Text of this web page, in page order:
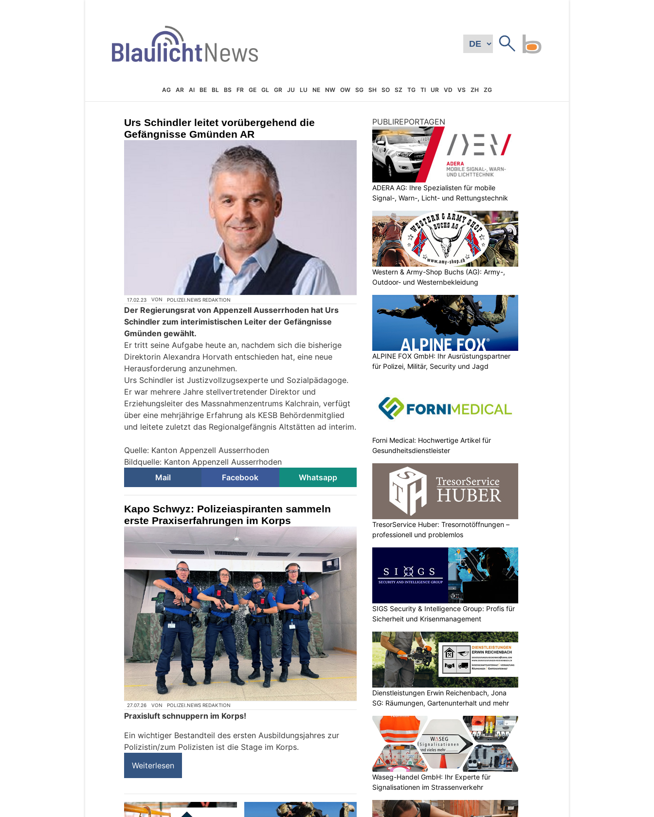
AG AR AI BE BL BS FR GE GL GR JU LU NE NW OW SG SH SO SZ TG TI UR VD VS ZH ZG
Urs Schindler leitet vorübergehend die
Gefängnisse Gmünden AR
17.02.23 VON POLIZEI.NEWS REDAKTION
Der Regierungsrat von Appenzell Ausserrhoden hat Urs
Schindler zum interimistischen Leiter der Gefängnisse
Gmünden gewählt.
Er tritt seine Aufgabe heute an, nachdem sich die bisherige
Direktorin Alexandra Horvath entschieden hat, eine neue
Herausforderung anzunehmen.
Urs Schindler ist Justizvollzugsexperte und Sozialpädagoge.
Er war mehrere Jahre stellvertretender Direktor und
Erziehungsleiter des Massnahmenzentrums Kalchrain, verfügt
über eine mehrjährige Erfahrung als KESB Behördenmitglied
und leitete zuletzt das Regionalgefängnis Altstätten ad interim.
Quelle: Kanton Appenzell Ausserrhoden
Bildquelle: Kanton Appenzell Ausserrhoden
Mail
Facebook Whatsapp
Kapo Schwyz: Polizeiaspiranten sammeln
erste Praxiserfahrungen im Korps
27.07.26 VON POLIZEI.NEWS REDAKTION
Praxisluft schnuppern im Korps!
Ein wichtiger Bestandteil des ersten Ausbildungsjahres zur
Polizistin/zum Polizisten ist die Stage im Korps.
Weiterlesen
PUBLIREPORTAGEN
ADERA AG: Ihre Spezialisten für mobile
Signal-, Warn-, Licht- und Rettungstechnik
Western & Army-Shop Buchs (AG): Army-,
Outdoor- und Westernbekleidung
ALPINE FOX GmbH: Ihr Ausrüstungspartner
für Polizei, Militär, Security und Jagd
Forni Medical: Hochwertige Artikel für
Gesundheitsdienstleister
TresorService Huber: Tresornotöffnungen –
professionell und problemlos
SIGS Security & Intelligence Group: Profis für
Sicherheit und Krisenmanagement
Dienstleistungen Erwin Reichenbach, Jona
SG: Räumungen, Gartenunterhalt und mehr
Waseg-Handel GmbH: Ihr Experte für
Signalisationen im Strassenverkehr